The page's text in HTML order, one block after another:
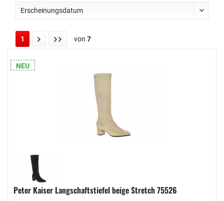
1 von 7
NEU
Peter Kaiser Langschaftstiefel beige Stretch 75526